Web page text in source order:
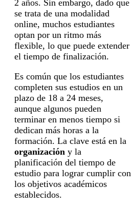
2 años. Sin embargo, dado que
se trata de una modalidad
online, muchos estudiantes
optan por un ritmo más
flexible, lo que puede extender
el tiempo de finalización.
Es común que los estudiantes
completen sus estudios en un
plazo de 18 a 24 meses,
aunque algunos pueden
terminar en menos tiempo si
dedican más horas a la
formación. La clave está en la
organización y la
planificación del tiempo de
estudio para lograr cumplir con
los objetivos académicos
establecidos.